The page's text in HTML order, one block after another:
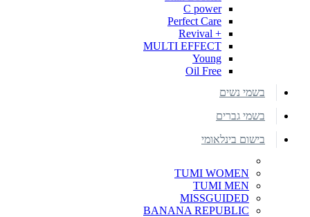
C power
Perfect Care
+ Revival
MULTI EFFECT
Young
Oil Free
בשמי נשים
בשמי גברים
בישום בינלאומי
TUMI WOMEN
TUMI MEN
MISSGUIDED
BANANA REPUBLIC